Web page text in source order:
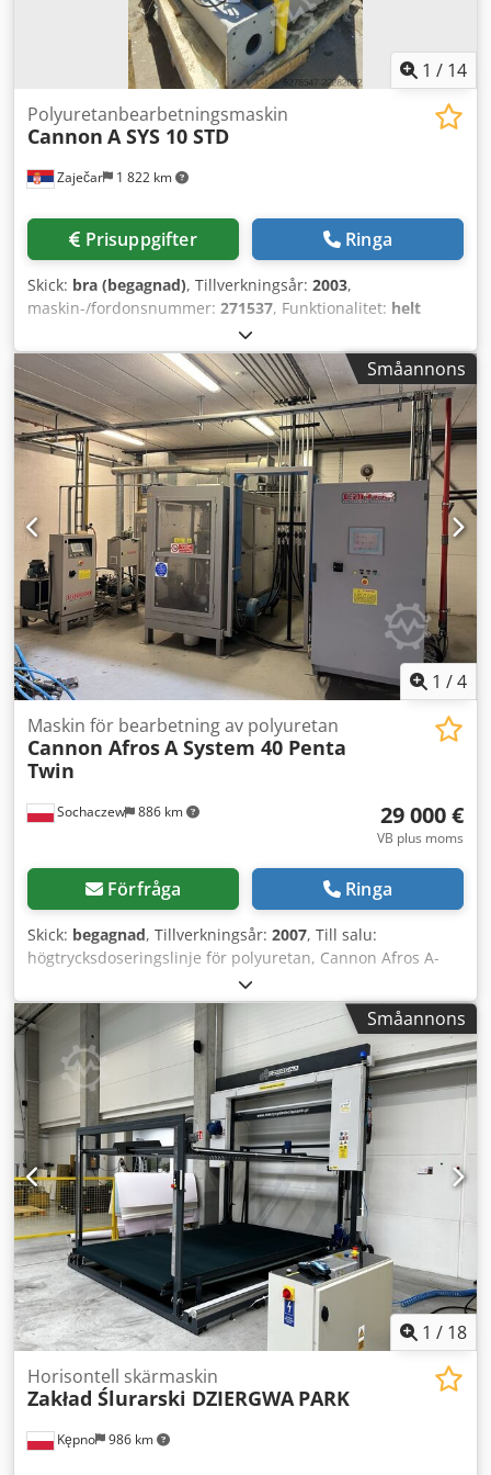
1 / 14
Zaječar 1 822 km
Polyuretanbearbetningsmaskin
Cannon A SYS 10 STD
Prisuppgifter Ringa
Skick: bra (begagnad), Tillverkningsår: 2003,
maskin-/fordonsnummer: 271537, Funktionalitet: helt
14 kW (19,03 hk)
ingångsström:24 A, ingångsfrekvens:50 Hz, Utrustning:
dokumentation / manual, Den här maskinen användes
tidigare i Aptivs produktionsanläggning. Den har
professionellt tagits ur drift, noggrant demonterats och
säkert packats i en trälåda för säker transport och
förvaring. Dedpfxjzi U Npj Aagokr
Småannons
1 /4
Sochaczew 886 km
Maskin för bearbetning av polyuretan
Cannon AfrosA System 40 Penta
Twin
29 000 €
VB plus moms
Förfråga Ringa
Skick: begagnad, Tillverkningsår: 2007, Till salu:
högtrycksdoseringslinje för polyuretan, Cannon Afros A-
System 40 Penta Twin, anpassad för arbete med
brandfarliga skummedel som cyklopentan eller andra
kolväten. Linjen har utrustats med ett
luftnukleationssystem för att tillsätta CO2 till polyolen.
Försäljning mot momsfaktura på 23 %. Mer information via
telefon. Dkedpow Rfi Rsfx Aagor
Småannons
1 / 18
Kępno 986 km
Horisontell skärmaskin
Zakład Ślurarski DZIERGWA PARK